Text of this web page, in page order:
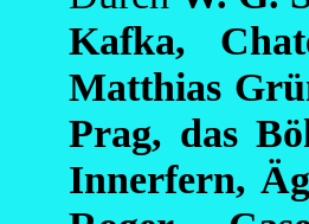
Kafka,
Matthias
Prag, das
Innerfern,